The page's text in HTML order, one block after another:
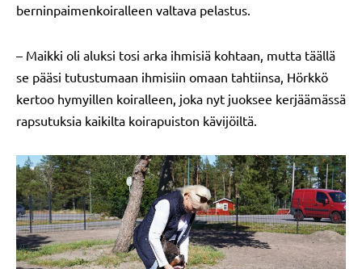
berninpaimenkoiralleen valtava pelastus.
– Maikki oli aluksi tosi arka ihmisiä kohtaan, mutta täällä
se pääsi tutustumaan ihmisiin omaan tahtiinsa, Hörkkö
kertoo hymyillen koiralleen, joka nyt juoksee kerjäämässä
rapsutuksia kaikilta koirapuiston kävijöiltä.